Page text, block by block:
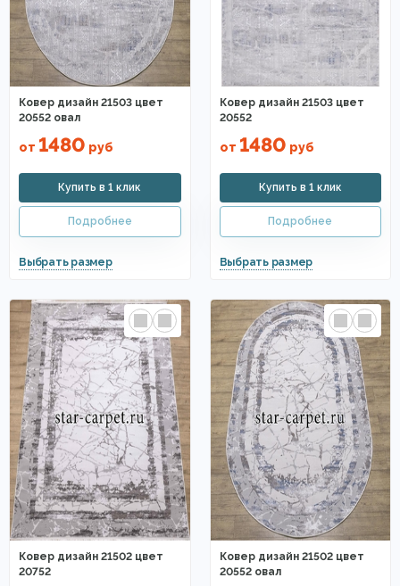
Ковер дизайн 21503 цвет
20552 овал
от 1480 руб
Ковер дизайн 21503 цвет
20552
от 1480 руб
Ковер дизайн 21502 цвет
20752
Ковер дизайн 21502 цвет
20552 овал